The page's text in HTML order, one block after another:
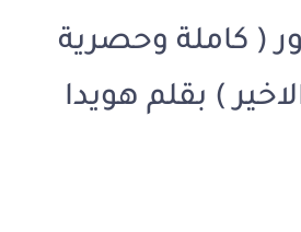
( كاملة وحصرية
) بقلم هويدا